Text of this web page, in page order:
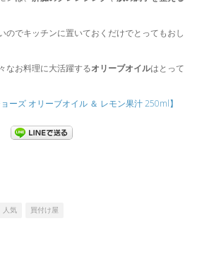
のでキッチンに置いておくだけでとってもおし
なお料理に大活躍するオリーブオイルはとって
ーズ オリーブオイル ＆ レモン果汁 250ml】
人気 買付け屋